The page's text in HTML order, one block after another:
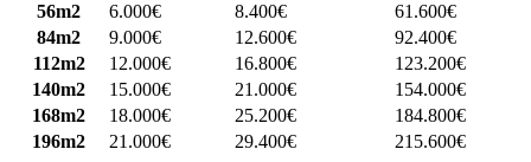
56m2
6.000€ 8.400€
61.600€
84m2
9.000€ 12.600€
92.400€
112m2
12.000€ 16.800€
123.200€
140m2
15.000€ 21.000€
154.000€
168m2
18.000€ 25.200€
184.800€
196m2
21.000€ 29.400€ 215.600€